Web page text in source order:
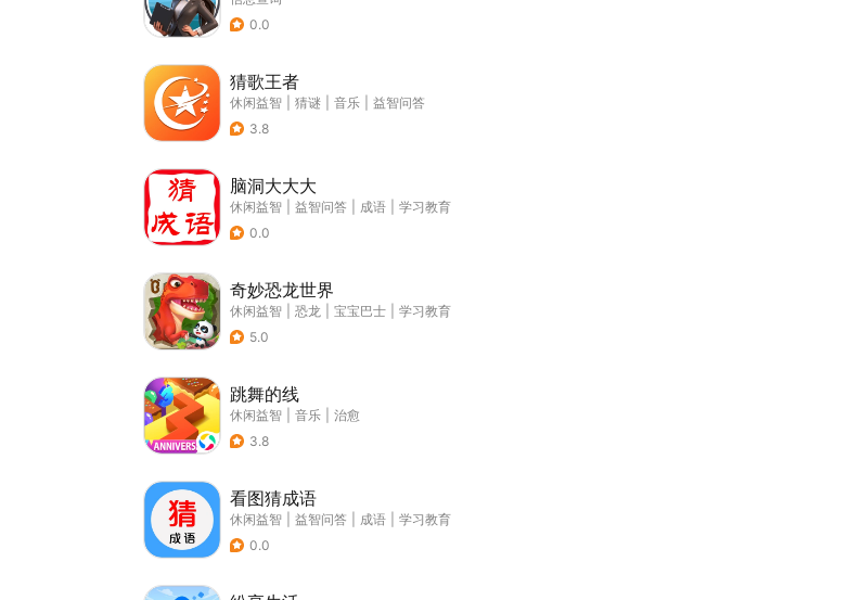
0.0
猜歌王者
休闲益智 猜谜 音乐
益智问答
3.8
脑洞大大大
休闲益智 益智问答 成语
学习教育
0.0
奇妙恐龙世界
休闲益智 恐龙 宝宝巴士
学习教育
5.0
跳舞的线
休闲益智 音乐
治愈
3.8
看图猜成语
休闲益智 益智问答 成语
学习教育
0.0